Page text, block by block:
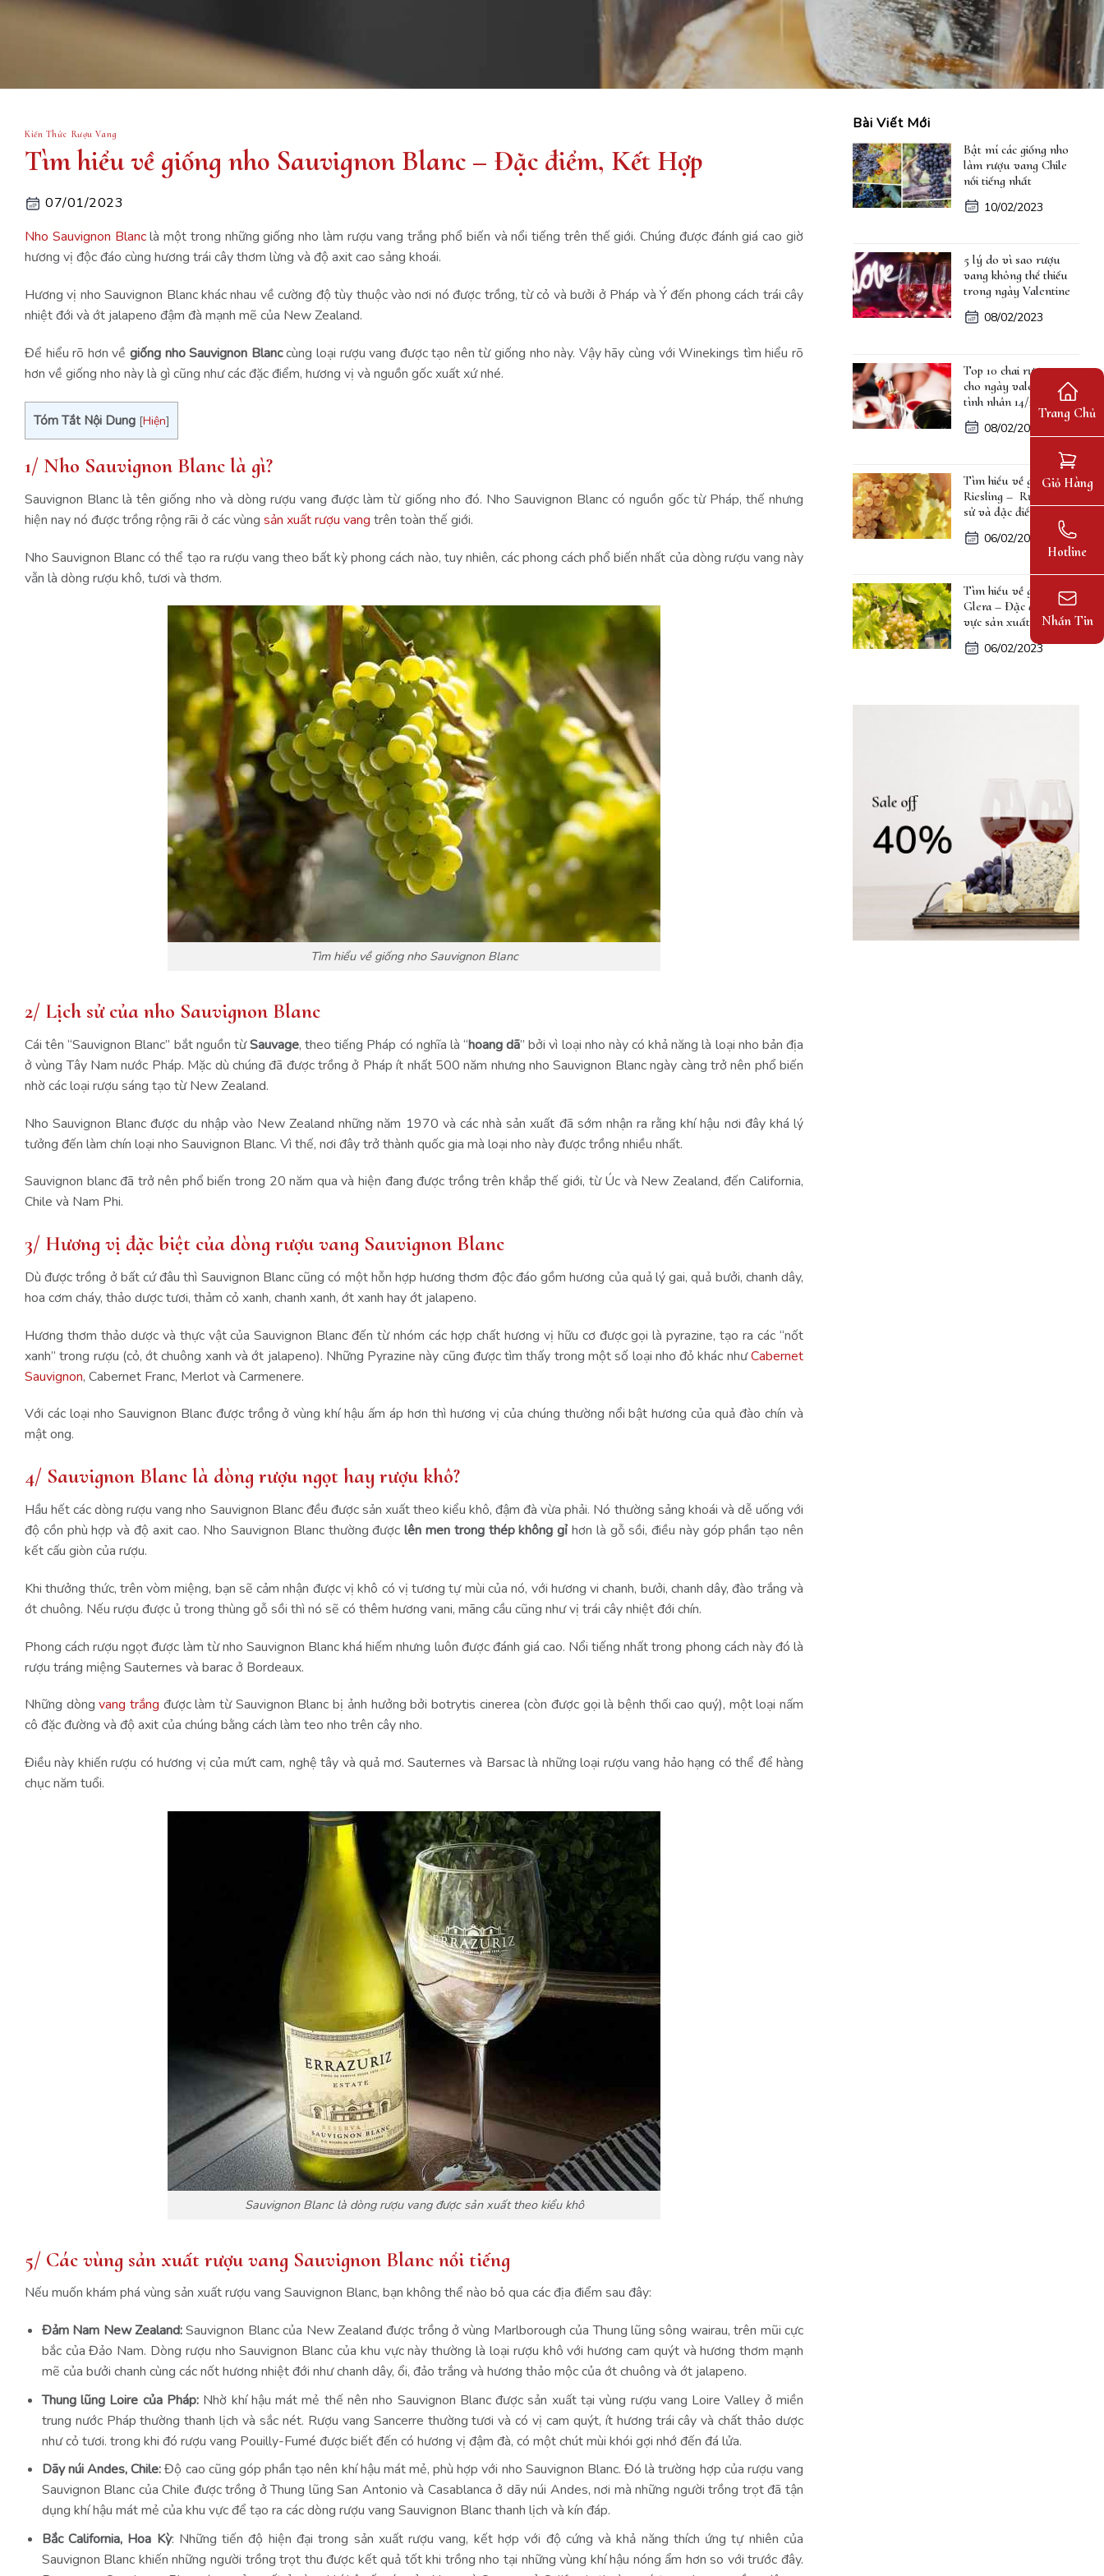
Kiến Thức Rượu Vang
Tìm hiểu về giống nho Sauvignon Blanc – Đặc điểm, Kết Hợp
07/01/2023
Nho Sauvignon Blanclà một trong những giống nho làm rượu vang trắng phổ biến và nổi tiếng trên thế giới. Chúng được đánh giá cao giờ
hương vị độc đáo cùng hương trái cây thơm lừng và độ axit cao sảng khoái.
Hương vị nho Sauvignon Blanc khác nhau về cường độ tùy thuộc vào nơi nó được trồng, từ cỏ và bưởi ở Pháp và Ý đến phong cách trái cây
nhiệt đới và ớt jalapeno đậm đà mạnh mẽ của New Zealand.
Để hiểu rõ hơn về giống nho Sauvignon Blanccùng loại rượu vang được tạo nên từ giống nho này. Vậy hãy cùng với Winekings tìm hiểu rõ
hơn về giống nho này là gì cũng như các đặc điểm, hương vị và nguồn gốc xuất xứ nhé.
Tóm Tắt Nội Dung [Hiện]
1/ Nho Sauvignon Blanc là gì?
Sauvignon Blanc là tên giống nho và dòng rượu vang được làm từ giống nho đó. Nho Sauvignon Blanc có nguồn gốc từ Pháp, thế nhưng
hiện nay nó được trồng rộng rãi ở các vùng sản xuất rượu vang trên toàn thế giới.
Nho Sauvignon Blanc có thể tạo ra rượu vang theo bất kỳ phong cách nào, tuy nhiên, các phong cách phổ biến nhất của dòng rượu vang này
vẫn là dòng rượu khô, tươi và thơm.
Tìm hiểu về giống nho Sauvignon Blanc
2/ Lịch sử của nho Sauvignon Blanc
Cái tên “Sauvignon Blanc” bắt nguồn từSauvage, theo tiếng Pháp có nghĩa là “hoang dã” bởi vì loại nho này có khả năng là loại nho bản địa
ở vùng Tây Nam nước Pháp. Mặc dù chúng đã được trồng ở Pháp ít nhất 500 năm nhưng nho Sauvignon Blanc ngày càng trở nên phổ biến
nhờ các loại rượu sáng tạo từ New Zealand.
Nho Sauvignon Blanc được du nhập vào New Zealand những năm 1970 và các nhà sản xuất đã sớm nhận ra rằng khí hậu nơi đây khá lý
tưởng đến làm chín loại nho Sauvignon Blanc. Vì thế, nơi đây trở thành quốc gia mà loại nho này được trồng nhiều nhất.
Sauvignon blanc đã trở nên phổ biến trong 20 năm qua và hiện đang được trồng trên khắp thế giới, từ Úc và New Zealand, đến California,
Chile và Nam Phi.
3/ Hương vị đặc biệt của dòng rượu vang Sauvignon Blanc
Dù được trồng ở bất cứ đâu thì Sauvignon Blanc cũng có một hỗn hợp hương thơm độc đáo gồm hương của quả lý gai, quả bưởi, chanh dây,
hoa cơm cháy, thảo dược tươi, thảm cỏ xanh, chanh xanh, ớt xanh hay ớt jalapeno.
Hương thơm thảo dược và thực vật của Sauvignon Blanc đến từ nhóm các hợp chất hương vị hữu cơ được gọi là pyrazine, tạo ra các “nốt
xanh” trong rượu (cỏ, ớt chuông xanh và ớt jalapeno). Những Pyrazine này cũng được tìm thấy trong một số loại nho đỏ khác nhưCabernet
Sauvignon, Cabernet Franc, Merlot và Carmenere.
Với các loại nho Sauvignon Blanc được trồng ở vùng khí hậu ấm áp hơn thì hương vị của chúng thường nổi bật hương của quả đào chín và
mật ong.
4/ Sauvignon Blanc là dòng rượu ngọt hay rượu khô?
Hầu hết các dòng rượu vang nho Sauvignon Blanc đều được sản xuất theo kiểu khô, đậm đà vừa phải. Nó thường sảng khoái và dễ uống với
độ cồn phù hợp và độ axit cao. Nho Sauvignon Blanc thường đượclên men trong thép không gỉ hơn là gỗ sồi, điều này góp phần tạo nên
kết cấu giòn của rượu.
Khi thưởng thức, trên vòm miệng, bạn sẽ cảm nhận được vị khô có vị tương tự mùi của nó, với hương vi chanh, bưởi, chanh dây, đào trắng và
ớt chuông. Nếu rượu được ủ trong thùng gỗ sồi thì nó sẽ có thêm hương vani, mãng cầu cũng như vị trái cây nhiệt đới chín.
Phong cách rượu ngọt được làm từ nho Sauvignon Blanc khá hiếm nhưng luôn được đánh giá cao. Nổi tiếng nhất trong phong cách này đó là
rượu tráng miệng Sauternes và barac ở Bordeaux.
Những dòngvang trắng được làm từ Sauvignon Blanc bị ảnh hưởng bởi botrytis cinerea (còn được gọi là bệnh thối cao quý), một loại nấm
cô đặc đường và độ axit của chúng bằng cách làm teo nho trên cây nho.
Điều này khiến rượu có hương vị của mứt cam, nghệ tây và quả mơ. Sauternes và Barsac là những loại rượu vang hảo hạng có thể để hàng
chục năm tuổi.
Sauvignon Blanc là dòng rượu vang được sản xuất theo kiểu khô
5/ Các vùng sản xuất rượu vang Sauvignon Blanc nổi tiếng
Nếu muốn khám phá vùng sản xuất rượu vang Sauvignon Blanc, bạn không thể nào bỏ qua các địa điểm sau đây:
Đảm Nam New Zealand:Sauvignon Blanc của New Zealand được trồng ở vùng Marlborough của Thung lũng sông wairau, trên mũi cực
bắc của Đảo Nam. Dòng rượu nho Sauvignon Blanc của khu vực này thường là loại rượu khô với hương cam quýt và hương thơm mạnh
mẽ của bưởi chanh cùng các nốt hương nhiệt đới như chanh dây, ổi, đảo trắng và hương thảo mộc của ớt chuông và ớt jalapeno.
Thung lũng Loire của Pháp:Nhờ khí hậu mát mẻ thế nên nho Sauvignon Blanc được sản xuất tại vùng rượu vang Loire Valley ở miền
trung nước Pháp thường thanh lịch và sắc nét. Rượu vang Sancerre thường tươi và có vị cam quýt, ít hương trái cây và chất thảo dược
như cỏ tươi. trong khi đó rượu vang Pouilly-Fumé được biết đến có hương vị đậm đà, có một chút mùi khói gợi nhớ đến đá lửa.
Dãy núi Andes, Chile:Độ cao cũng góp phần tạo nên khí hậu mát mẻ, phù hợp với nho Sauvignon Blanc. Đó là trường hợp của rượu vang
Sauvignon Blanc của Chile được trồng ở Thung lũng San Antonio và Casablanca ở dãy núi Andes, nơi mà những người trồng trọt đã tận
dụng khí hậu mát mẻ của khu vực để tạo ra các dòng rượu vang Sauvignon Blanc thanh lịch và kín đáp.
Bắc California, Hoa Kỳ: Những tiến độ hiện đại trong sản xuất rượu vang, kết hợp với độ cứng và khả năng thích ứng tự nhiên của
Sauvignon Blanc khiến những người trồng trọt thu được kết quả tốt khi trồng nho tại những vùng khí hậu nóng ẩm hơn so với trước đây.
Bài Viết Mới
Bật mí các giống nho
làm rượu vang Chile
nổi tiếng nhất
10/02/2023
5 lý do vì sao rượu
vang không thể thiếu
trong ngày Valentine
08/02/2023
Top 10 chai rượu vang
cho ngày valentine lễ
tình nhân 14/2
08/02/2023
Tìm hiểu về giống nho
Riesling – Rượu, lịch
sử và đặc điểm
06/02/2023
Tìm hiểu về giống nho
Glera – Đặc điểm, khu
vực sản xuất
06/02/2023
Trang Chủ
Giỏ Hàng
Hotline
Nhắn Tin